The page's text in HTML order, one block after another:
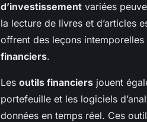
d’investissement variées
la lecture de livres et d’articles
offrent des leçons
financiers.
Les outils financiers jouent
portefeuille et les logiciels
données en temps réel. Ces